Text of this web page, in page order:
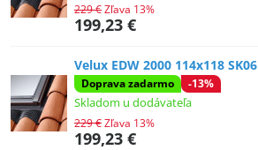
199,23 €
229 €Zľava 13%
Velux EDW 2000 114x118 SK06
Doprava zadarmo -13%
Skladom u dodávateľa
199,23 €
229 €Zľava 13%